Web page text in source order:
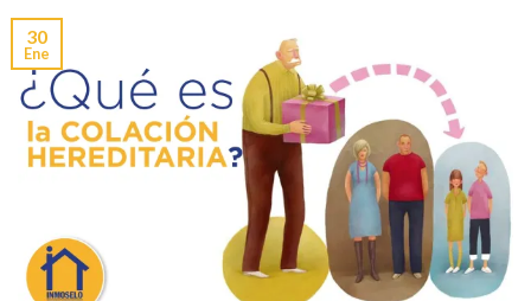
30
Ene